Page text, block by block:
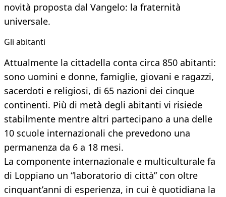
novità proposta dal Vangelo: la fraternità
universale.
Gli abitanti
Attualmente la cittadella conta circa 850 abitanti:
sono uomini e donne, famiglie, giovani e ragazzi,
sacerdoti e religiosi, di 65 nazioni dei cinque
continenti. Più di metà degli abitanti vi risiede
stabilmente mentre altri partecipano a una delle
10 scuole internazionali che prevedono una
permanenza da 6 a 18 mesi.
La componente internazionale e multiculturale fa
di Loppiano un “laboratorio di città” con oltre
cinquant’anni di esperienza, in cui è quotidiana la